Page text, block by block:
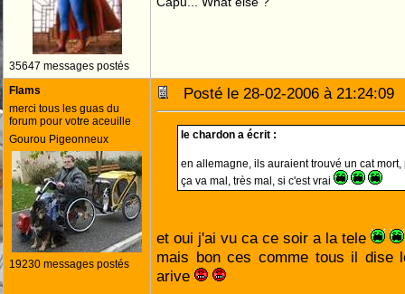
35647 messages postés
Flams
merci tous les guas du
forum pour votre aceuille
Gourou Pigeonneux
19230 messages postés
Posté le 28-02-2006 à
le chardon a écrit :
en allemagne, ils auraient trouvé un cat
ça va mal, très mal, si c'est vrai
et oui j'ai vu ca ce soir a la tele
mais bon ces comme tous il dise
arive